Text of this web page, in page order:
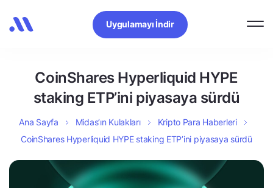
Uygulamayı İndir
CoinShares Hyperliquid HYPE
staking ETP’ini piyasaya sürdü
Ana Sayfa Midas’ın Kulakları
Kripto Para Haberleri
CoinShares Hyperliquid HYPE staking ETP’ini piyasaya sürdü